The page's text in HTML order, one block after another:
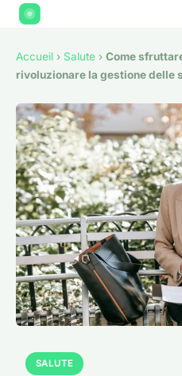
Accueil › Salute › Come
rivoluzionare la gestione delle
SALUTE